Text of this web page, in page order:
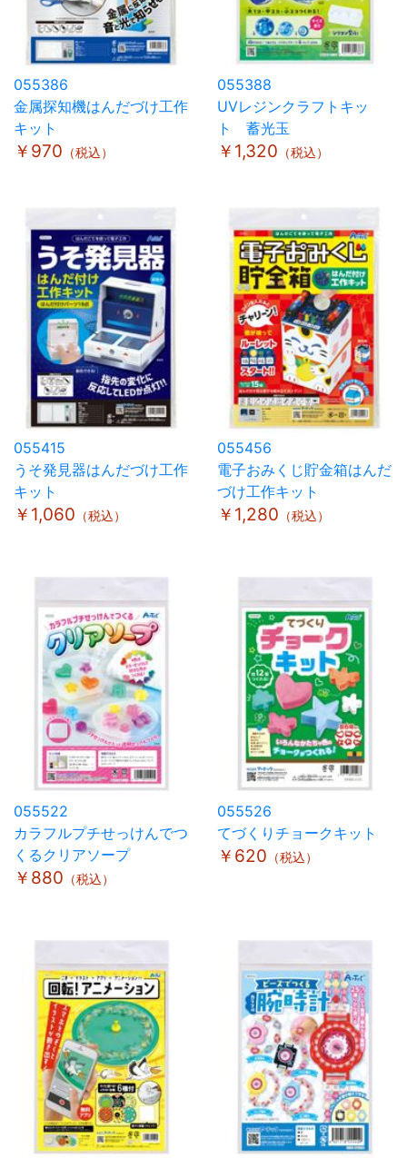
055386
金属探知機はんだづけ工作
キット
￥970 （税込）
055388
UVレジンクラフトキッ
ト 蓄光玉
￥1,320 （税込）
055415
うそ発見器はんだづけ工作
キット
￥1,060 （税込）
055456
電子おみくじ貯金箱はんだ
づけ工作キット
￥1,280 （税込）
055522
カラフルプチせっけんでつ
くるクリアソープ
￥880 （税込）
055526
てづくりチョークキット
￥620 （税込）